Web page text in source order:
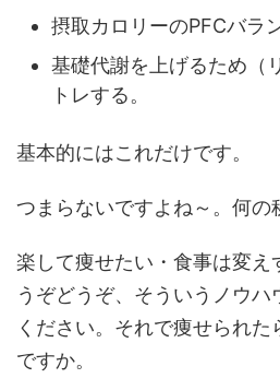
摂取カロリーのPFCバラ
基礎代謝を上げるため（
トレする。
基本的にはこれだけです。
つまらないですよね～。何の
楽して痩せたい・食事は変え
うぞどうぞ、そういうノウハ
ください。それで痩せられ
ですか。